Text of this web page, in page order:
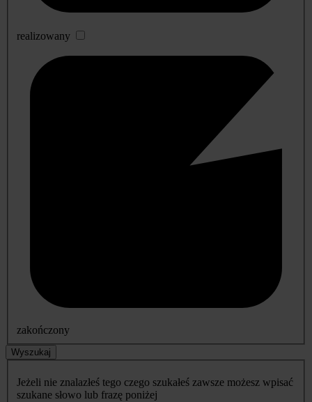
realizowany
zakończony
Wyszukaj
Jeżeli nie znalazłeś tego czego szukałeś zawsze możesz wpisać
szukane słowo lub frazę poniżej